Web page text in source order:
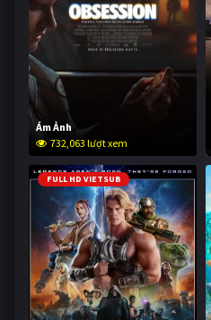
Ám Ảnh
732,063 lượt xem
FULL HD VIETSUB